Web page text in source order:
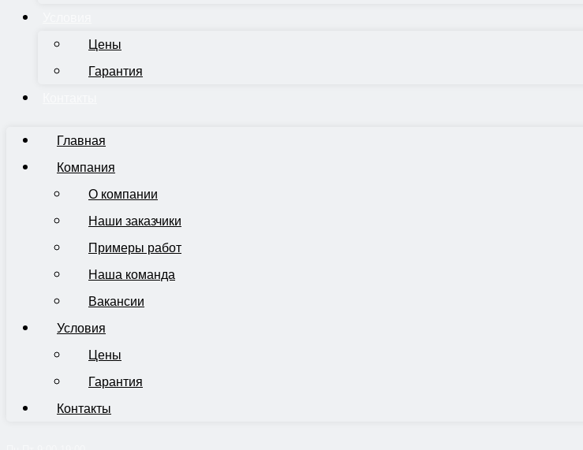
Цены
Гарантия
Главная
Компания
О компании
Наши заказчики
Примеры работ
Наша команда
Вакансии
Условия
Цены
Гарантия
Контакты